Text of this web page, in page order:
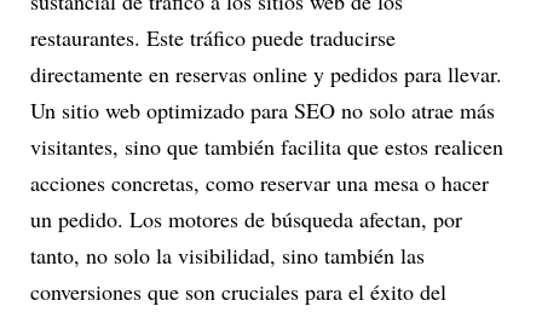
restaurantes. Este tráfico puede traducirse
directamente en reservas online y pedidos para llevar.
Un sitio web optimizado para SEO no solo atrae más
visitantes, sino que también facilita que estos realicen
acciones concretas, como reservar una mesa o hacer
un pedido. Los motores de búsqueda afectan, por
tanto, no solo la visibilidad, sino también las
conversiones que son cruciales para el éxito del